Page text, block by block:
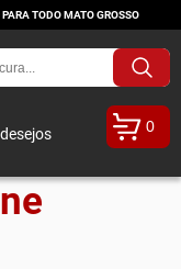
TODO MATO GROSSO
0